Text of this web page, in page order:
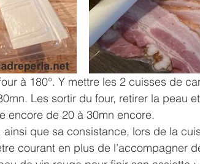
à 180°. Y mettre les 2 cuisses de
Les sortir du four, retirer la peau
encore de 20 à 30mn encore.
ainsi que sa consistance, lors de la
courant en plus de l’accompagner